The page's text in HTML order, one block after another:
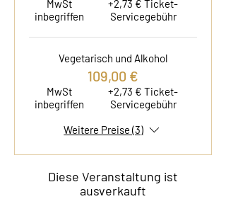
MwSt
inbegriffen
+2,73 € Ticket-
Servicegebühr
Vegetarisch und Alkohol
109,00 €
MwSt
inbegriffen
+2,73 € Ticket-
Servicegebühr
Weitere Preise (3)
Diese Veranstaltung ist
ausverkauft